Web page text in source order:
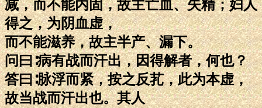
减，而不能内固，故主亡血、失精；妇人
得之，为阴血虚，
而不能滋养，故主半产、漏下。
问曰∶病有战而汗出，因得解者，何也？
答曰∶脉浮而紧，按之反芤，此为本虚，
故当战而汗出也。其人